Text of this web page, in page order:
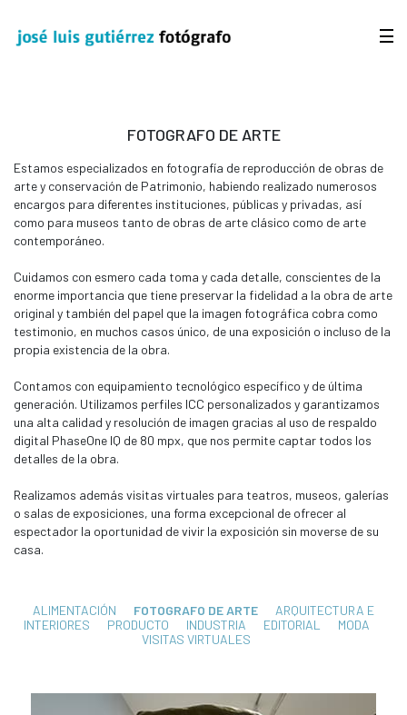
FOTOGRAFO DE ARTE
Estamos especializados en fotografía de reproducción de obras de
arte y conservación de Patrimonio, habiendo realizado numerosos
encargos para diferentes instituciones, públicas y privadas, así
como para museos tanto de obras de arte clásico como de arte
contemporáneo.
Cuidamos con esmero cada toma y cada detalle, conscientes de la
enorme importancia que tiene preservar la fidelidad a la obra de arte
original y también del papel que la imagen fotográfica cobra como
testimonio, en muchos casos único, de una exposición o incluso de la
propia existencia de la obra.
Contamos con equipamiento tecnológico específico y de última
generación. Utilizamos perfiles ICC personalizados y garantizamos
una alta calidad y resolución de imagen gracias al uso de respaldo
digital PhaseOne IQ de 80 mpx, que nos permite captar todos los
detalles de la obra.
Realizamos además visitas virtuales para teatros, museos, galerías
o salas de exposiciones, una forma excepcional de ofrecer al
espectador la oportunidad de vivir la exposición sin moverse de su
casa.
ALIMENTACIÓN FOTOGRAFO DE ARTE
ARQUITECTURA E
INTERIORES
PRODUCTO INDUSTRIA EDITORIAL
MODA
VISITAS VIRTUALES